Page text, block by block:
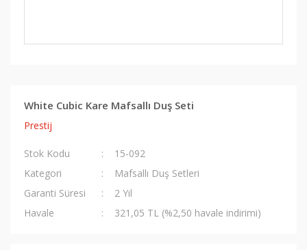
White Cubic Kare Mafsallı Duş Seti
Prestij
Stok Kodu
15-092
Kategori
Mafsallı Duş Setleri
Garanti Süresi
2 Yıl
Havale
321,05 TL (%2,50 havale indirimi)